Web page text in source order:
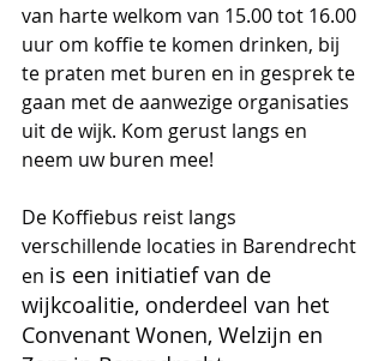
van harte welkom van 15.00 tot 16.00
uur om koffie te komen drinken, bij
te praten met buren en in gesprek te
gaan met de aanwezige organisaties
uit de wijk. Kom gerust langs en
neem uw buren mee!
De Koffiebus reist langs
verschillende locaties in Barendrecht
en is een initiatief van de
wijkcoalitie, onderdeel van het
Convenant Wonen, Welzijn en